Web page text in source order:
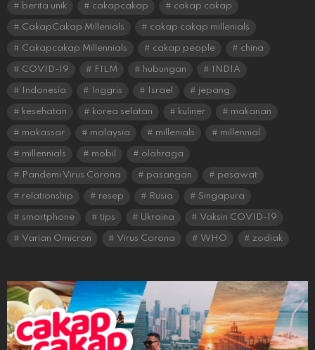
berita unik cakapcakap cakap cakap
CakapCakap Millenials cakap cakap millenials
Cakapcakap Millennials cakap people china
COVID-19 FILM hubungan INDIA
Indonesia Inggris Israel jepang
kesehatan korea selatan kuliner makanan
makassar malaysia millenials millennial
millennials mobil olahraga
Pandemi Virus Corona pasangan pesawat
relationship resep Rusia Singapura
smartphone tips Ukraina Vaksin COVID-19
Varian Omicron Virus Corona WHO zodiak